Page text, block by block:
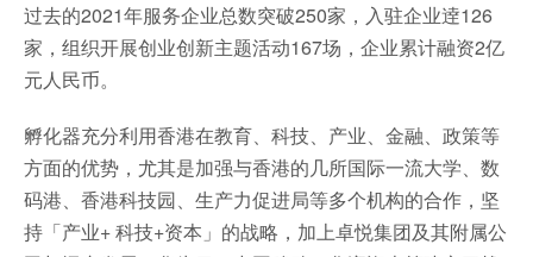
过去的2021年服务企业总数突破250家，入驻企业逹126
家，组织开展创业创新主题活动167场，企业累计融资2亿
元人民币。
孵化器充分利用香港在教育、科技、产业、金融、政策等
方面的优势，尤其是加强与香港的几所国际一流大学、数
码港、香港科技园、生产力促进局等多个机构的合作，坚
持「产业+ 科技+资本」的战略，加上卓悦集团及其附属公